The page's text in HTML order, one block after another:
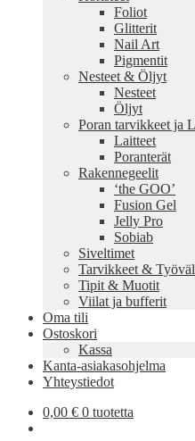
Foliot
Glitterit
Nail Art
Pigmentit
Nesteet & Öljyt
Nesteet
Öljyt
Poran tarvikkeet ja
Laitteet
Poranterät
Rakennegeelit
‘the GOO’
Fusion Gel
Jelly Pro
Sobiab
Siveltimet
Tarvikkeet &
Tipit & Muotit
Viilat ja bufferit
Oma tili
Ostoskori
Kassa
Kanta-asiakasohjelma
Yhteystiedot
0,00 € 0 tuotetta